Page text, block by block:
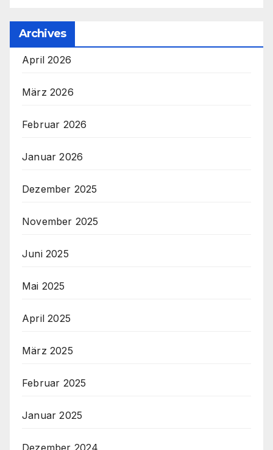
Archives
April 2026
März 2026
Februar 2026
Januar 2026
Dezember 2025
November 2025
Juni 2025
Mai 2025
April 2025
März 2025
Februar 2025
Januar 2025